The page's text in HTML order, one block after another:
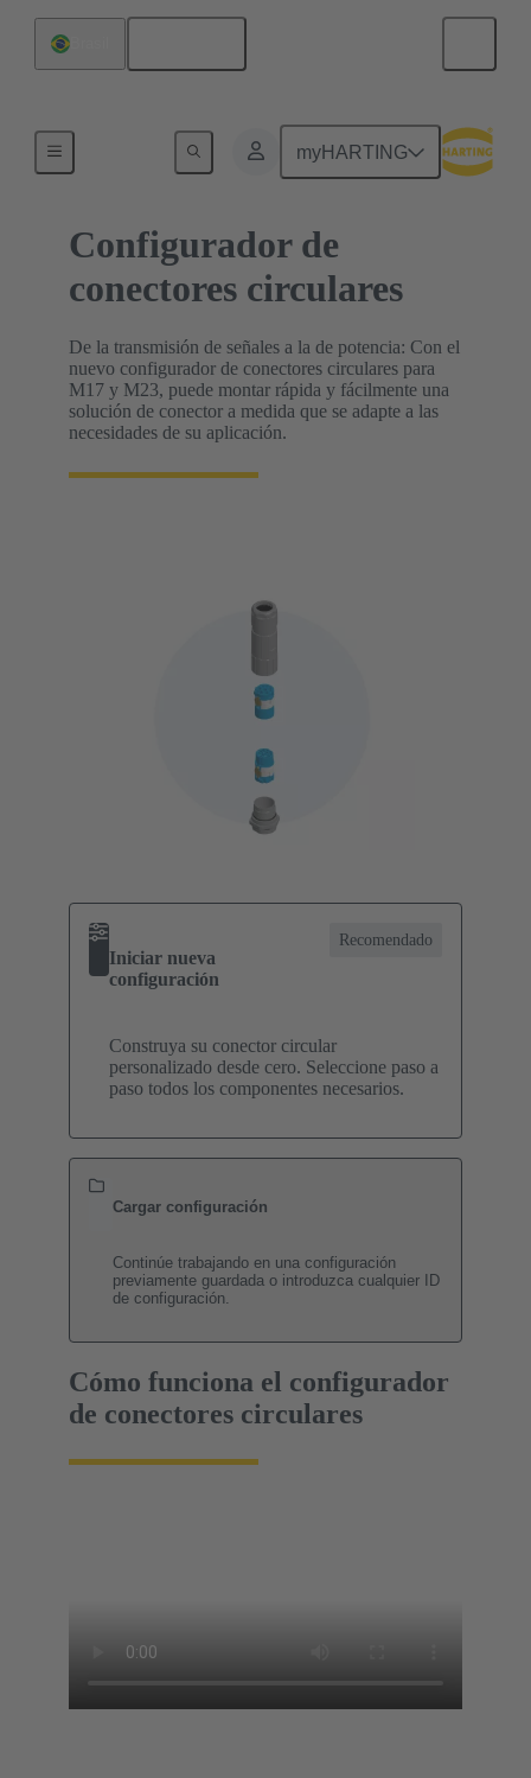
myHARTING
Configuradores de producto HARTING
Configurador de
conectores circulares
De la transmisión de señales a la de potencia: Con el
nuevo configurador de conectores circulares para
M17 y M23, puede montar rápida y fácilmente una
solución de conector a medida que se adapte a las
necesidades de su aplicación.
Iniciar nueva
configuración
Recomendado
Construya su conector circular
personalizado desde cero. Seleccione paso a
paso todos los componentes necesarios.
Cargar configuración
Continúe trabajando en una configuración
previamente guardada o introduzca cualquier ID
de configuración.
Cómo funciona el configurador
de conectores circulares